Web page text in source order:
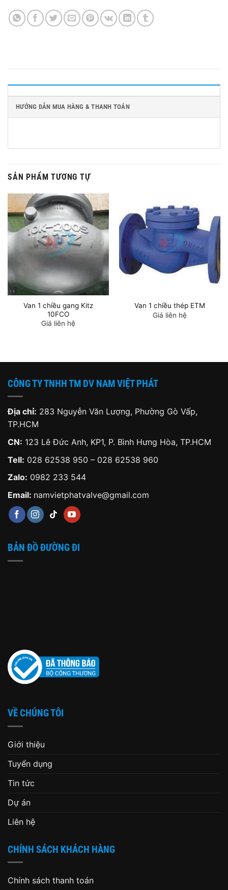
HƯỚNG DẪN MUA HÀNG & THANH TOÁN
SẢN PHẨM TƯƠNG TỰ
Van 1 chiều gang Kitz
10FCO
Giá liên hệ
Van 1 chiều thép ETM
Giá liên hệ
CÔNG TY TNHH TM DV NAM VIỆT PHÁT
Địa chỉ: 283 Nguyễn Văn Lượng, Phường Gò Vấp,
TP.HCM
CN: 123 Lê Đức Anh, KP1, P. Bình Hưng Hòa, TP.HCM
Tell: 028 62538 950 – 028 62538 960
Zalo: 0982 233 544
Email: namvietphatvalve@gmail.com
BẢN ĐỒ ĐƯỜNG ĐI
VỀ CHÚNG TÔI
Giới thiệu
Tuyển dụng
Tin tức
Dự án
Liên hệ
CHÍNH SÁCH KHÁCH HÀNG
Chính sách thanh toán